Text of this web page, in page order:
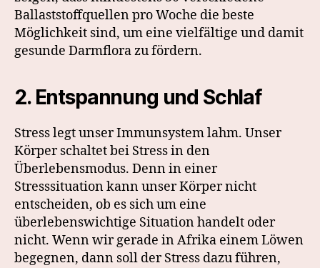
Ballaststoffquellen pro Woche die beste
Möglichkeit sind, um eine vielfältige und damit
gesunde Darmflora zu fördern.
2. Entspannung und Schlaf
Stress legt unser Immunsystem lahm. Unser
Körper schaltet bei Stress in den
Überlebensmodus. Denn in einer
Stresssituation kann unser Körper nicht
entscheiden, ob es sich um eine
überlebenswichtige Situation handelt oder
nicht. Wenn wir gerade in Afrika einem Löwen
begegnen, dann soll der Stress dazu führen,